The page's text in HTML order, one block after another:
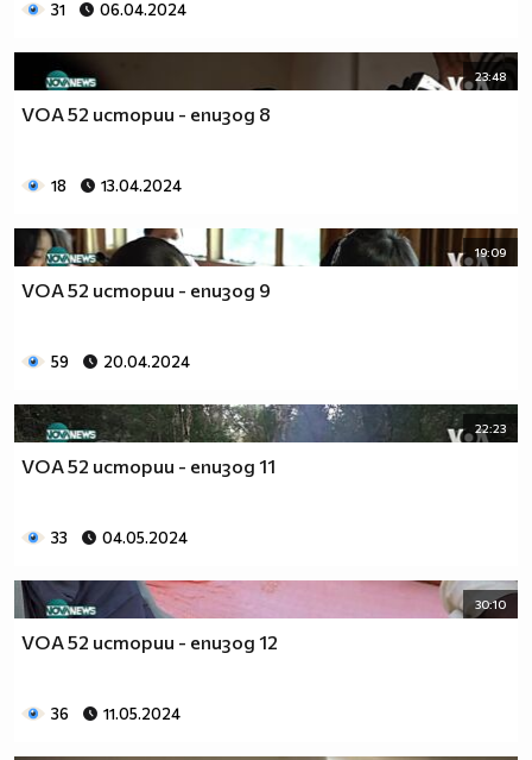
31 06.04.2024
23:48
VOA 52 истории - епизод 8
18 13.04.2024
19:09
VOA 52 истории - епизод 9
59 20.04.2024
22:23
VOA 52 истории - епизод 11
33 04.05.2024
30:10
VOA 52 истории - епизод 12
36 11.05.2024